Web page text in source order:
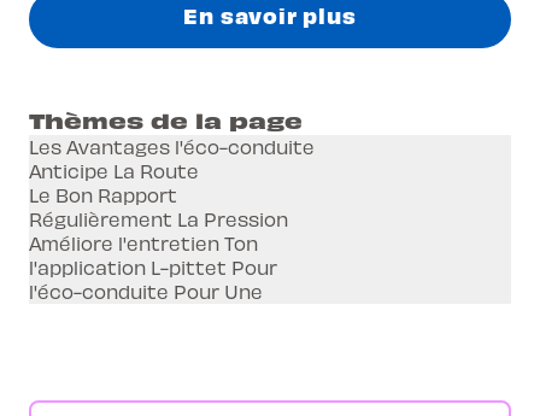
En savoir plus
Thèmes de la page
Les Avantages l'éco-conduite
Anticipe La Route
Le Bon Rapport
Régulièrement La Pression
Améliore l'entretien Ton
l'application L-pittet Pour
l'éco-conduite Pour Une